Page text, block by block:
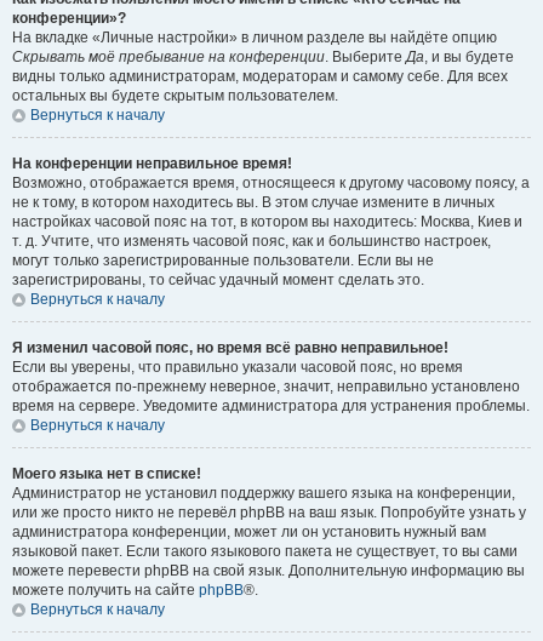
конференции»?
На вкладке «Личные настройки» в личном разделе вы найдёте опцию
Скрывать моё пребывание на конференции. ВыберитеДа, и вы будете
видны только администраторам, модераторам и самому себе. Для всех
остальных вы будете скрытым пользователем.
Вернуться к началу
На конференции неправильное время!
Возможно, отображается время, относящееся к другому часовому поясу, а
не к тому, в котором находитесь вы. В этом случае измените в личных
настройках часовой пояс на тот, в котором вы находитесь: Москва, Киев и
т. д. Учтите, что изменять часовой пояс, как и большинство настроек,
могут только зарегистрированные пользователи. Если вы не
зарегистрированы, то сейчас удачный момент сделать это.
Вернуться к началу
Я изменил часовой пояс, но время всё равно неправильное!
Если вы уверены, что правильно указали часовой пояс, но время
отображается по-прежнему неверное, значит, неправильно установлено
время на сервере. Уведомите администратора для устранения проблемы.
Вернуться к началу
Моего языка нет в списке!
Администратор не установил поддержку вашего языка на конференции,
или же просто никто не перевёл phpBB на ваш язык. Попробуйте узнать у
администратора конференции, может ли он установить нужный вам
языковой пакет. Если такого языкового пакета не существует, то вы сами
можете перевести phpBB на свой язык. Дополнительную информацию вы
можете получить на сайте phpBB®.
Вернуться к началу